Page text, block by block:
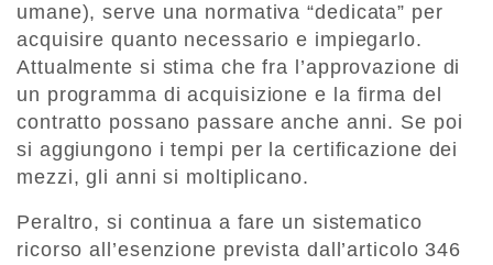
umane), serve una normativa “dedicata” per
acquisire quanto necessario e impiegarlo.
Attualmente si stima che fra l’approvazione di
un programma di acquisizione e la firma del
contratto possano passare anche anni. Se poi
si aggiungono i tempi per la certificazione dei
mezzi, gli anni si moltiplicano.
Peraltro, si continua a fare un sistematico
ricorso all’esenzione prevista dall’articolo 346